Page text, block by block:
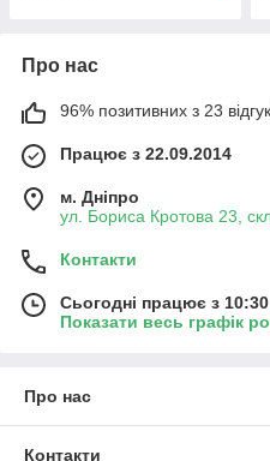
Про нас
96% позитивних з 23
Працює з 22.09.2014
м. Дніпро
ул. Бориса Кротова 23,
Контакти
Сьогодні працює з
Показати весь графік
Про нас
Контакти